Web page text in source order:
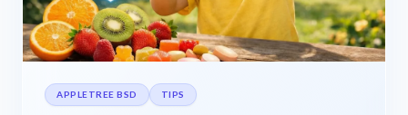
APPLETREE BSD TIPS